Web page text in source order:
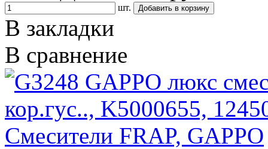
шт.
В закладки
В сравнение